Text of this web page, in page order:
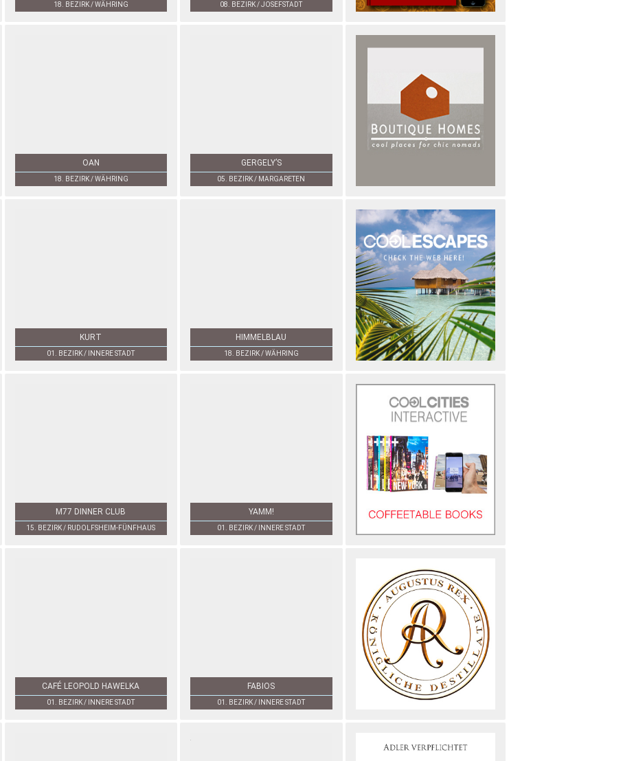
18. BEZIRK / WÄHRING 08. BEZIRK / JOSEFSTADT
OAN
18. BEZIRK / WÄHRING
GERGELY’S
05. BEZIRK / MARGARETEN
KURT
01. BEZIRK / INNERE STADT
HIMMELBLAU
18. BEZIRK / WÄHRING
M77 DINNER CLUB
15. BEZIRK / RUDOLFSHEIM-FÜNFHAUS
YAMM!
01. BEZIRK / INNERE STADT
CAFÉ LEOPOLD HAWELKA
01. BEZIRK / INNERE STADT
FABIOS
01. BEZIRK / INNERE STADT